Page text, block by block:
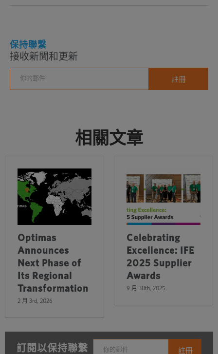
保持聯繫
接收新聞和更新
相關文章
Optimas
Announces
Next Phase of
Its Regional
Transformation
2 月 3rd, 2026
Celebrating
Excellence: IFE
2025 Supplier
Awards
9 月 30th, 2025
訂閱以保持聯繫